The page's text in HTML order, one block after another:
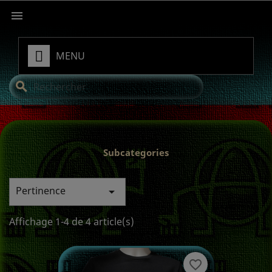

MENU
search
Subcategories
Pertinence 
Affichage 1-4 de 4 article(s)
favorite_border